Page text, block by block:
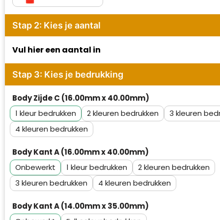
Waterman
Stap 2: Kies je aantal
Vul hier een aantal in
Stap 3: Kies je bedrukking
Body Zijde C (16.00mm x 40.00mm)
1
2
3
4
Body Kant A (16.00mm x 40.00mm)
Onbewerkt
1
2
3
4
Body Kant A (14.00mm x 35.00mm)